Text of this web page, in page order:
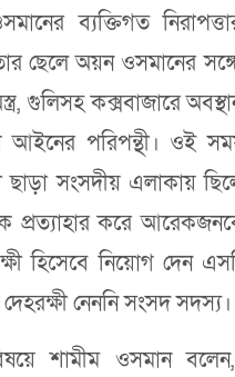
ব্যক্তিগত
ছেলে অয়ন ওসমানের
গুলিসহ কক্সবাজারে
আইনের পরিপন্থী। ওই
ছাড়া সংসদীয় এলাকায়
প্রত্যাহার করে
হিসেবে নিয়োগ দেন
নেননি সংসদ সদস্য।
শামীম ওসমান